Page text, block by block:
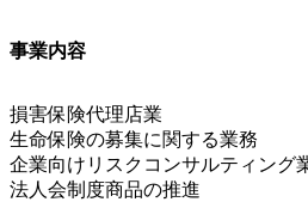
事業内容
損害保険代理店業
生命保険の募集に関する業務
企業向けリスクコンサルティング
法人会制度商品の推進